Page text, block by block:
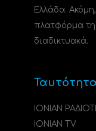
Ελλάδα.
πλατφόρμα
διαδικτυακά.
ΙΟΝΙΑΝ
IONIAN TV